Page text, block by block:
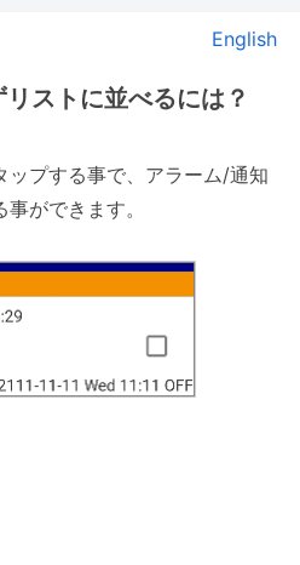
English
ストに並べるには？
ップする事で、アラーム/通知
ができます。